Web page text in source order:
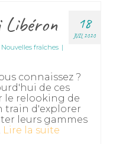
18
JUIL 2020
Libéron
Nouvelles fraîches |
connaissez ?
de ces
le relooking de
train d'explorer
leurs gammes
Lire la suite